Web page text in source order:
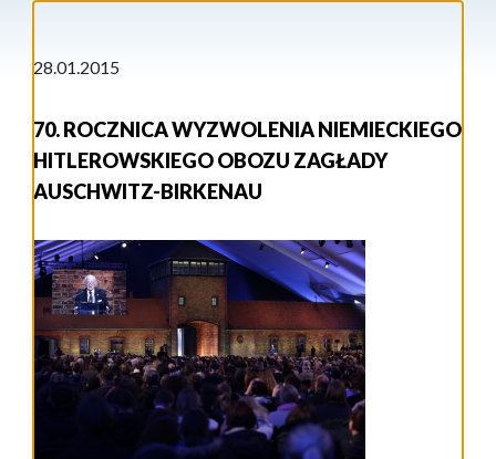
28.01.2015
70. ROCZNICA WYZWOLENIA NIEMIECKIEGO
HITLEROWSKIEGO OBOZU ZAGŁADY
AUSCHWITZ-BIRKENAU